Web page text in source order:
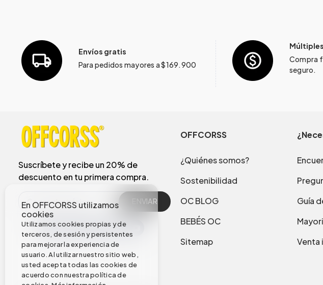
En OFFCORSS utilizamos
cookies
Utilizamos cookies propias y de
terceros, de sesión y persistentes
para mejorar la experiencia de
usuario. Al utilizar nuestro sitio web,
usted acepta todas las cookies de
acuerdo con nuestra política de
Envíos gratis
Para pedidos mayores a $169.900
Compra
seguro.
Suscríbete y recibe un 20% de
descuento en tu primera compra.
ENVIAR
OFFCORSS
¿Quiénes somos?
Sostenibilidad
OC BLOG
BEBÉS OC
Sitemap
Guía
Venta